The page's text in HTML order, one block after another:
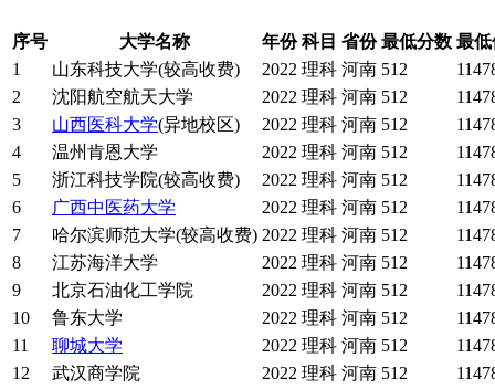
序号 大学名称 年份 科目 省份 最低分数 最
1
山东科技大学(较高收费) 2022 理科 河南 512
2
沈阳航空航天大学 2022 理科 河南 512
3
山西医科大学(异地校区) 2022 理科 河南 512
4
温州肯恩大学 2022 理科 河南 512
5
浙江科技学院(较高收费) 2022 理科 河南 512
6
广西中医药大学 2022 理科 河南 512
7
哈尔滨师范大学(较高收费) 2022 理科 河南 512
8
江苏海洋大学 2022 理科 河南 512
9
北京石油化工学院 2022 理科 河南 512
10
鲁东大学 2022 理科 河南 512
11
聊城大学 2022 理科 河南 512
12
武汉商学院 2022 理科 河南 512